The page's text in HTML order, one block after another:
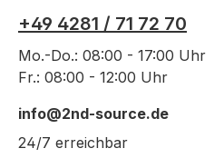
+49 4281 / 71 72 70
Mo.-Do.: 08:00 - 17:00 Uhr
Fr.: 08:00 - 12:00 Uhr
info@2nd-source.de
24/7 erreichbar